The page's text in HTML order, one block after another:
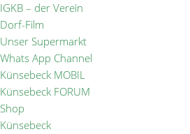
IGKB – der Verein
Dorf-Film
Unser Supermarkt
Whats App Channel
Künsebeck MOBIL
Künsebeck FORUM
Shop
Künsebeck